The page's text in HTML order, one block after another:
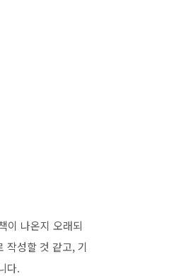
이 나온지 오래되
작성할 것 같고, 기
다.